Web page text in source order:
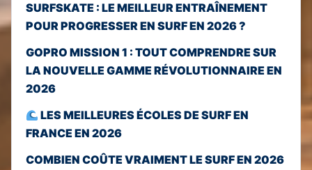
SURFSKATE : LE MEILLEUR ENTRAÎNEMENT
POUR PROGRESSER EN SURF EN 2026 ?
GOPRO MISSION 1 : TOUT COMPRENDRE SUR
LA NOUVELLE GAMME RÉVOLUTIONNAIRE EN
2026
LES MEILLEURES ÉCOLES DE SURF EN
FRANCE EN 2026
COMBIEN COÛTE VRAIMENT LE SURF EN 2026